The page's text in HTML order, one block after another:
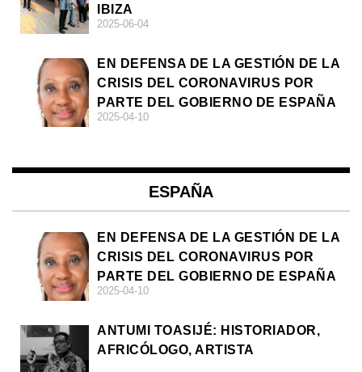
IBIZA
2025-06-04
EN DEFENSA DE LA GESTIÓN DE LA
CRISIS DEL CORONAVIRUS POR
PARTE DEL GOBIERNO DE ESPAÑA
2025-04-10
ESPAÑA
EN DEFENSA DE LA GESTIÓN DE LA
CRISIS DEL CORONAVIRUS POR
PARTE DEL GOBIERNO DE ESPAÑA
2025-04-10
ANTUMI TOASIJÉ: HISTORIADOR,
AFRICÓLOGO, ARTISTA